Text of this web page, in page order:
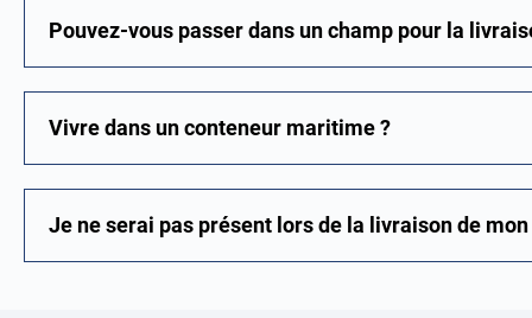
Pouvez-vous passer dans un champ pour la
Vivre dans un conteneur maritime ?
Je ne serai pas présent lors de la livraison de